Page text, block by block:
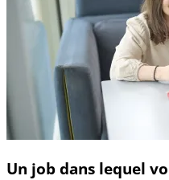
Un job dans lequel